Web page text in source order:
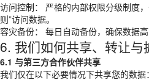
访问控制： 严格的内部权限分级制度
则”访问数据。
容灾备份： 每日自动备份，确保数据高
6. 我们如何共享、转让与
6.1 与第三方合作伙伴共享
我们仅在以下必要情况下共享您的数据：